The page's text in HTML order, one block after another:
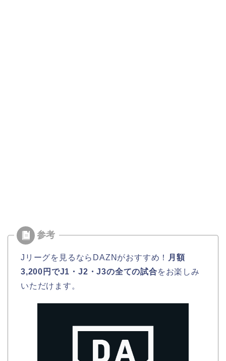
Jリーグを見るならDAZNがおすすめ！
月額
3,200円でJ1・J2・J3の全ての試合をお楽しみ
いただけます。